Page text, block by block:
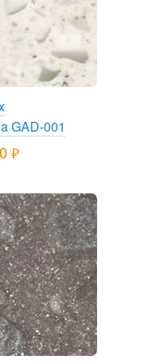
GAD-001
руб.